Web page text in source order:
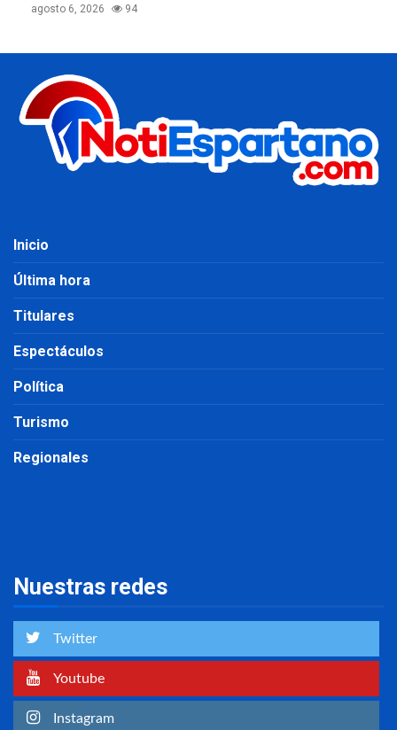
agosto 6, 2026 94
Inicio
Última hora
Titulares
Espectáculos
Política
Turismo
Regionales
Nuestras redes
Twitter
Youtube
Instagram